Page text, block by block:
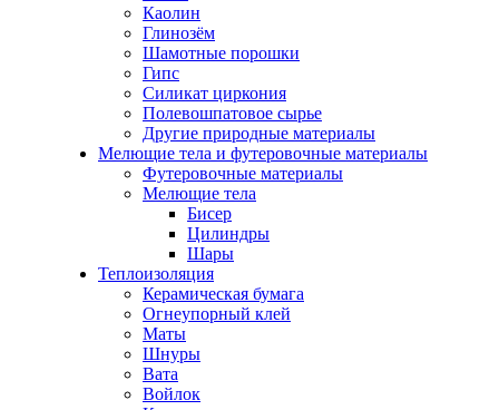
Каолин
Глинозём
Шамотные порошки
Гипс
Силикат циркония
Полевошпатовое сырье
Другие природные материалы
Мелющие тела и футеровочные материалы
Футеровочные материалы
Мелющие тела
Бисер
Цилиндры
Шары
Теплоизоляция
Керамическая бумага
Огнеупорный клей
Маты
Шнуры
Вата
Войлок